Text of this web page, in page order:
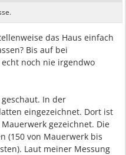
das Haus einfach
Bis auf bei
noch nie irgendwo
In der
eingezeichnet. Dort ist
gezeichnet. Die
(150 von Mauerwerk bis
Laut meiner Messung